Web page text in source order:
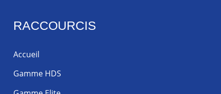
RACCOURCIS
Accueil
Gamme HDS